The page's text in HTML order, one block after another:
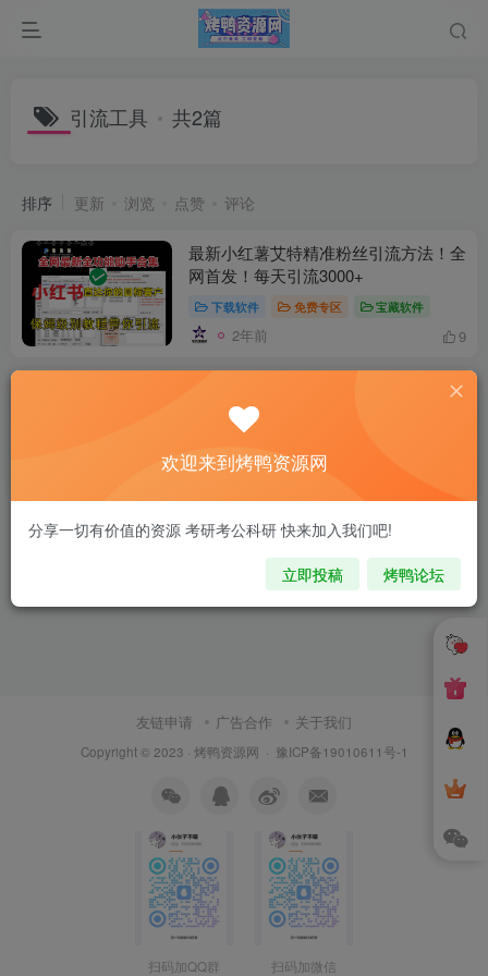
引流工具 共2篇
排序 更新 浏览 点赞 评论
最新小红薯艾特精准粉丝引流方法！全
网首发！每天引流3000+
下载软件 免费专区 宝藏软件
2年前 9
2024最新知乎无限关注协议：打造属
于你的粉丝帝国！
2年前
友链申请 广告合作 关于我们
Copyright © 2023 · 烤鸭资源网 · 豫ICP备19010611号-1
扫码加QQ群 扫码加微信
欢迎来到烤鸭资源网
分享一切有价值的资源 考研考公科研 快来加入我们吧!
立即投稿 烤鸭论坛